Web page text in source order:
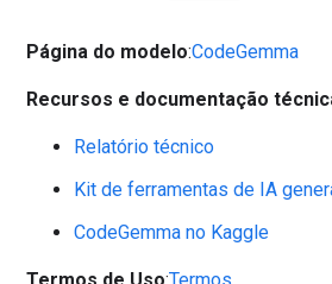
Página do modelo:CodeGemma
Recursos e documentação
Relatório técnico
Kit de ferramentas de IA
CodeGemma no Kaggle